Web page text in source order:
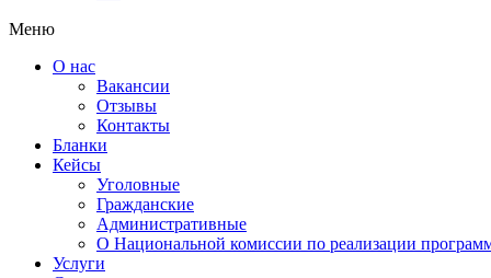
Меню
О нас
Вакансии
Отзывы
Контакты
Бланки
Кейсы
Уголовные
Гражданские
Административные
О Национальной комиссии по реализации
Услуги